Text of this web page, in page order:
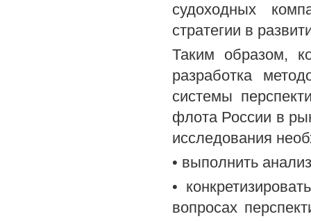
судоходных
стратегии в
Таким образом,
разработка
системы
флота России в
исследования
• выполнить
•
вопросах